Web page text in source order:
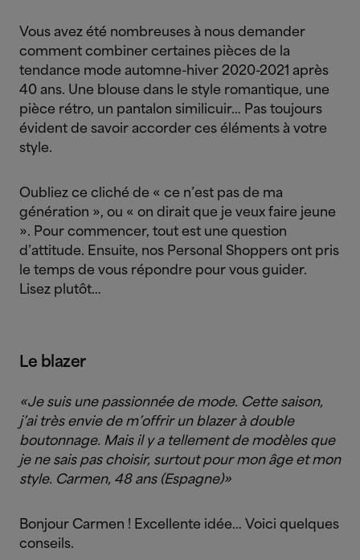
Vous avez été nombreuses à nous demander
comment combiner certaines pièces de la
tendance mode automne-hiver 2020-2021 après
40 ans. Une blouse dans le style romantique, une
pièce rétro, un pantalon similicuir… Pas toujours
évident de savoir accorder ces éléments à votre
style.
Oubliez ce cliché de « ce n’est pas de ma
génération », ou « on dirait que je veux faire jeune
». Pour commencer, tout est une question
d’attitude. Ensuite, nos Personal Shoppers ont pris
le temps de vous répondre pour vous guider.
Lisez plutôt…
Le blazer
«Je suis une passionnée de mode. Cette saison,
j’ai très envie de m’offrir un blazer à double
boutonnage. Mais il y a tellement de modèles que
je ne sais pas choisir, surtout pour mon âge et mon
style. Carmen, 48 ans (Espagne)»
Bonjour Carmen ! Excellente idée… Voici quelques
conseils.